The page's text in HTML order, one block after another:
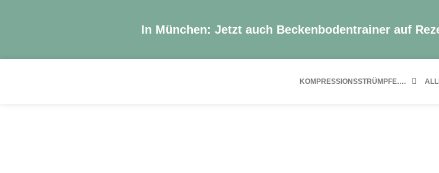
In München: Jetzt auch Beckenbodentrainer auf
KOMPRESSIONSSTRÜMPFE….